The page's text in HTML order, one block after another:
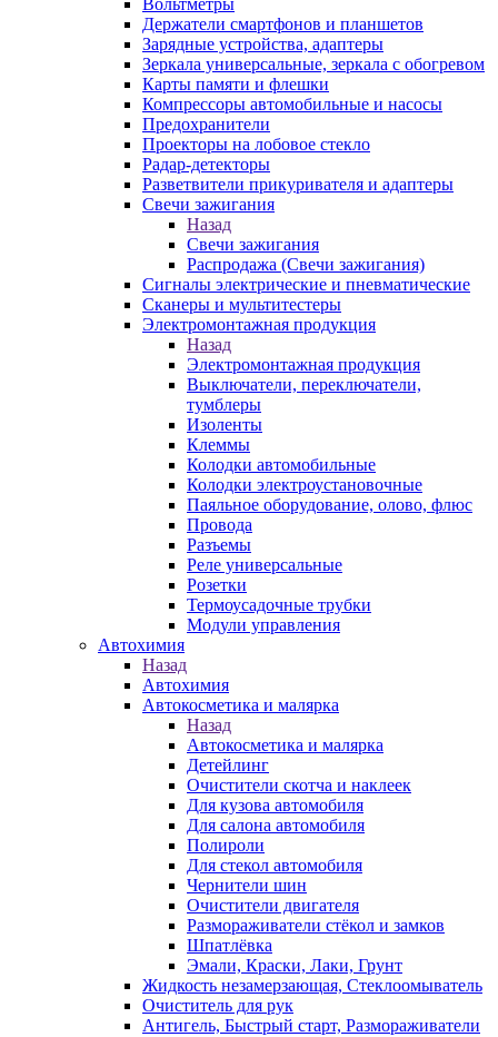
Вольтметры
Держатели смартфонов и планшетов
Зарядные устройства, адаптеры
Зеркала универсальные, зеркала с обогревом
Карты памяти и флешки
Компрессоры автомобильные и насосы
Предохранители
Проекторы на лобовое стекло
Радар-детекторы
Разветвители прикуривателя и адаптеры
Свечи зажигания
Назад
Свечи зажигания
Распродажа (Свечи зажигания)
Сигналы электрические и пневматические
Сканеры и мультитестеры
Электромонтажная продукция
Назад
Электромонтажная продукция
Выключатели, переключатели,
тумблеры
Изоленты
Клеммы
Колодки автомобильные
Колодки электроустановочные
Паяльное оборудование, олово, флюс
Провода
Разъемы
Реле универсальные
Розетки
Термоусадочные трубки
Модули управления
Автохимия
Назад
Автохимия
Автокосметика и малярка
Назад
Автокосметика и малярка
Детейлинг
Очистители скотча и наклеек
Для кузова автомобиля
Для салона автомобиля
Полироли
Для стекол автомобиля
Чернители шин
Очистители двигателя
Размораживатели стёкол и замков
Шпатлёвка
Эмали, Краски, Лаки, Грунт
Жидкость незамерзающая, Стеклоомыватель
Очиститель для рук
Антигель, Быстрый старт, Размораживатели